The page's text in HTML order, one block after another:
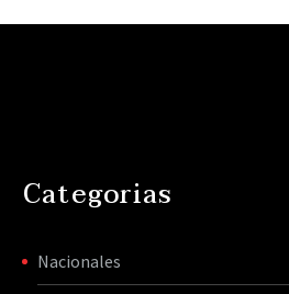
Categorias
Nacionales